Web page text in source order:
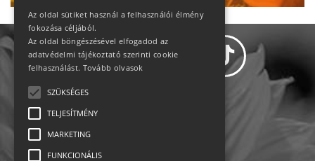
Az oldal sütiket használ a felhasználói élmény
fokozása céljából.
Az oldal böngészésével elfogadod az
adatvédelmi tájékoztató szerinti cookie
felhasználást. Tovább olvasok
SZÜKSÉGES
TELJESÍTMÉNY
MARKETING
FUNKCIONÁLIS